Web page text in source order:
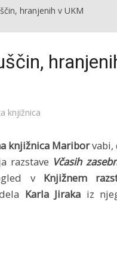
hranjenih v UKM
knjižnica
knjižnica Mariborvabi,
razstave Včasih
v Knjižnem
Karla Jiraka iz